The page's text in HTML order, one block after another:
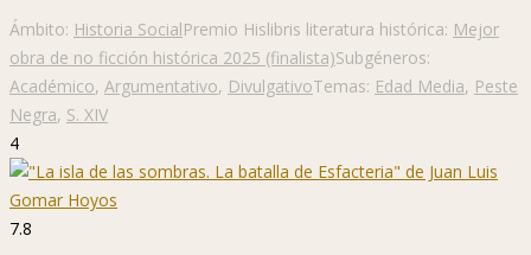
Ámbito: Historia SocialPremio Hislibris literatura histórica: Mejor
obra de no ficción histórica 2025 (finalista)Subgéneros:
Académico, Argumentativo, DivulgativoTemas: Edad Media, Peste
Negra, S. XIV
4
7.8